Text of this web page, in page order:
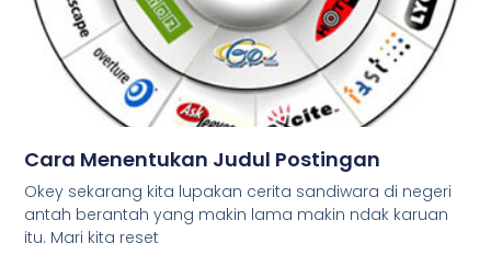
Cara Menentukan Judul Postingan
Okey sekarang kita lupakan cerita sandiwara di negeri
antah berantah yang makin lama makin ndak karuan
itu. Mari kita reset